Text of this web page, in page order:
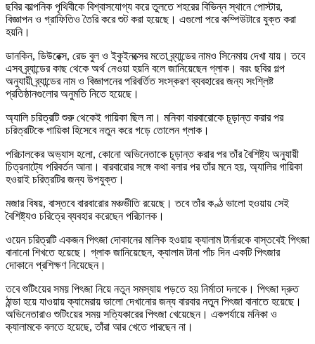
ছবির কাল্পনিক পৃথিবীকে বিশ্বাসযোগ্য করে তুলতে শহরের বিভিন্ন স্থানে পোস্টার,
বিজ্ঞাপন ও গ্রাফিতিও তৈরি করে শুট করা হয়েছে। এগুলো পরে কম্পিউটারে যুক্ত করা
হয়নি।
ডানকিন, ডিউরেক্স, রেড বুল ও ইকুইনক্সের মতো ব্র্যান্ডের নামও সিনেমায় দেখা যায়। তবে
এসব ব্র্যান্ডের কাছ থেকে অর্থ নেওয়া হয়নি বলে জানিয়েছেন গ্লাক। বরং ছবির গল্প
অনুযায়ী ব্র্যান্ডের নাম ও বিজ্ঞাপনের পরিবর্তিত সংস্করণ ব্যবহারের জন্য সংশ্লিষ্ট
প্রতিষ্ঠানগুলোর অনুমতি নিতে হয়েছে।
অ্যালি চরিত্রটি শুরু থেকেই গায়িকা ছিল না। মনিকা বারবারোকে চূড়ান্ত করার পর
চরিত্রটিকে গায়িকা হিসেবে নতুন করে গড়ে তোলেন গ্লাক।
পরিচালকের অভ্যাস হলো, কোনো অভিনেতাকে চূড়ান্ত করার পর তাঁর বৈশিষ্ট্য অনুযায়ী
চিত্রনাট্যে পরিবর্তন আনা। বারবারোর সঙ্গে কথা বলার পর তাঁর মনে হয়, অ্যালির গায়িকা
হওয়াই চরিত্রটির জন্য উপযুক্ত।
মজার বিষয়, বাস্তবে বারবারোর মঞ্চভীতি রয়েছে। তবে তাঁর কণ্ঠ ভালো হওয়ায় সেই
বৈশিষ্ট্যও চরিত্রে ব্যবহার করেছেন পরিচালক।
ওয়েন চরিত্রটি একজন পিৎজা দোকানের মালিক হওয়ায় ক্যালাম টার্নারকে বাস্তবেই পিৎজা
বানানো শিখতে হয়েছে। গ্লাক জানিয়েছেন, ক্যালাম টানা পাঁচ দিন একটি পিৎজার
দোকানে প্রশিক্ষণ নিয়েছেন।
তবে শুটিংয়ের সময় পিৎজা নিয়ে নতুন সমস্যায় পড়তে হয় নির্মাতা দলকে। পিৎজা দ্রুত
ঠান্ডা হয়ে যাওয়ায় ক্যামেরায় ভালো দেখানোর জন্য বারবার নতুন পিৎজা বানাতে হয়েছে।
অভিনেতারাও শুটিংয়ের সময় সত্যিকারের পিৎজা খেয়েছেন। একপর্যায়ে মনিকা ও
ক্যালামকে বলতে হয়েছে, তাঁরা আর খেতে পারছেন না।